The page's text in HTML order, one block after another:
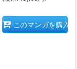
このマンガを購入